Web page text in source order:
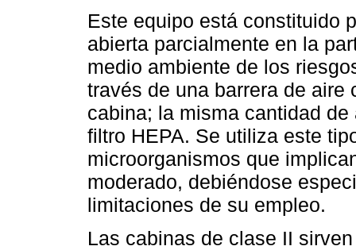
Este equipo está constituido
abierta parcialmente en la
medio ambiente de los
través de una barrera de
cabina; la misma cantidad
filtro HEPA. Se utiliza este
microorganismos que
moderado, debiéndose
limitaciones de su empleo.
Las cabinas de clase II